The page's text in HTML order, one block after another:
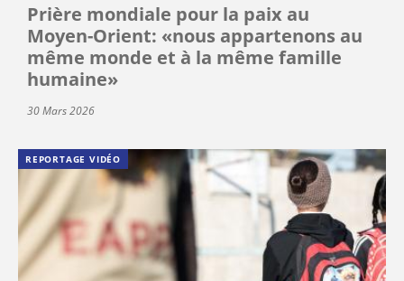
Prière mondiale pour la paix au
Moyen-Orient: «nous appartenons au
même monde et à la même famille
humaine»
30 Mars 2026
REPORTAGE VIDÉO